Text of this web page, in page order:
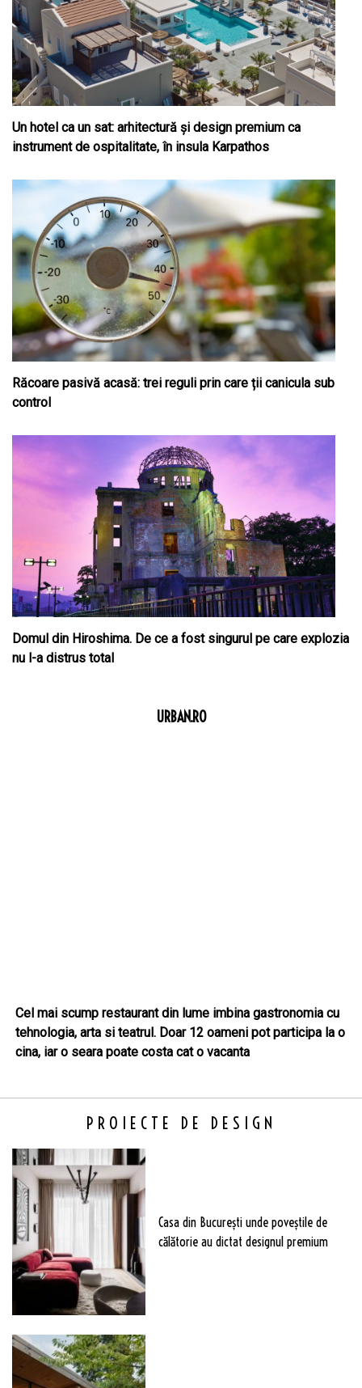
Un hotel ca un sat: arhitectură și design premium ca
instrument de ospitalitate, în insula Karpathos
Răcoare pasivă acasă: trei reguli prin care ții canicula sub
control
Domul din Hiroshima. De ce a fost singurul pe care explozia
nu l-a distrus total
URBAN.RO
Cel mai scump restaurant din lume imbina gastronomia cu
tehnologia, arta si teatrul. Doar 12 oameni pot participa la o
cina, iar o seara poate costa cat o vacanta
PROIECTE DE DESIGN
Casa din București unde poveștile de
călătorie au dictat designul premium